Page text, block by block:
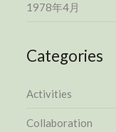
1978年4月
Categories
Activities
Collaboration